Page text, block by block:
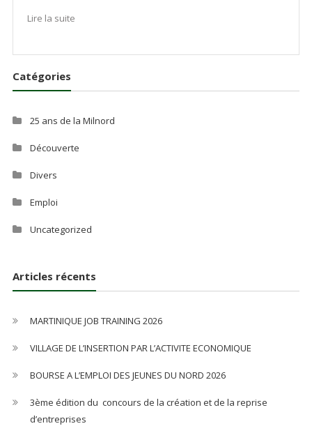
Lire la suite
Catégories
25 ans de la Milnord
Découverte
Divers
Emploi
Uncategorized
Articles récents
MARTINIQUE JOB TRAINING 2026
VILLAGE DE L’INSERTION PAR L’ACTIVITE ECONOMIQUE
BOURSE A L’EMPLOI DES JEUNES DU NORD 2026
3ème édition du concours de la création et de la reprise
d’entreprises